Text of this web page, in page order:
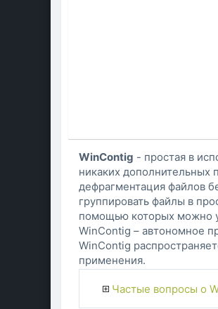
WinContig - простая в
никаких дополнительных
дефрагментация файлов
группировать файлы в
помощью которых можно
WinContig – автономное
WinContig
применения.
Частые вопросы о